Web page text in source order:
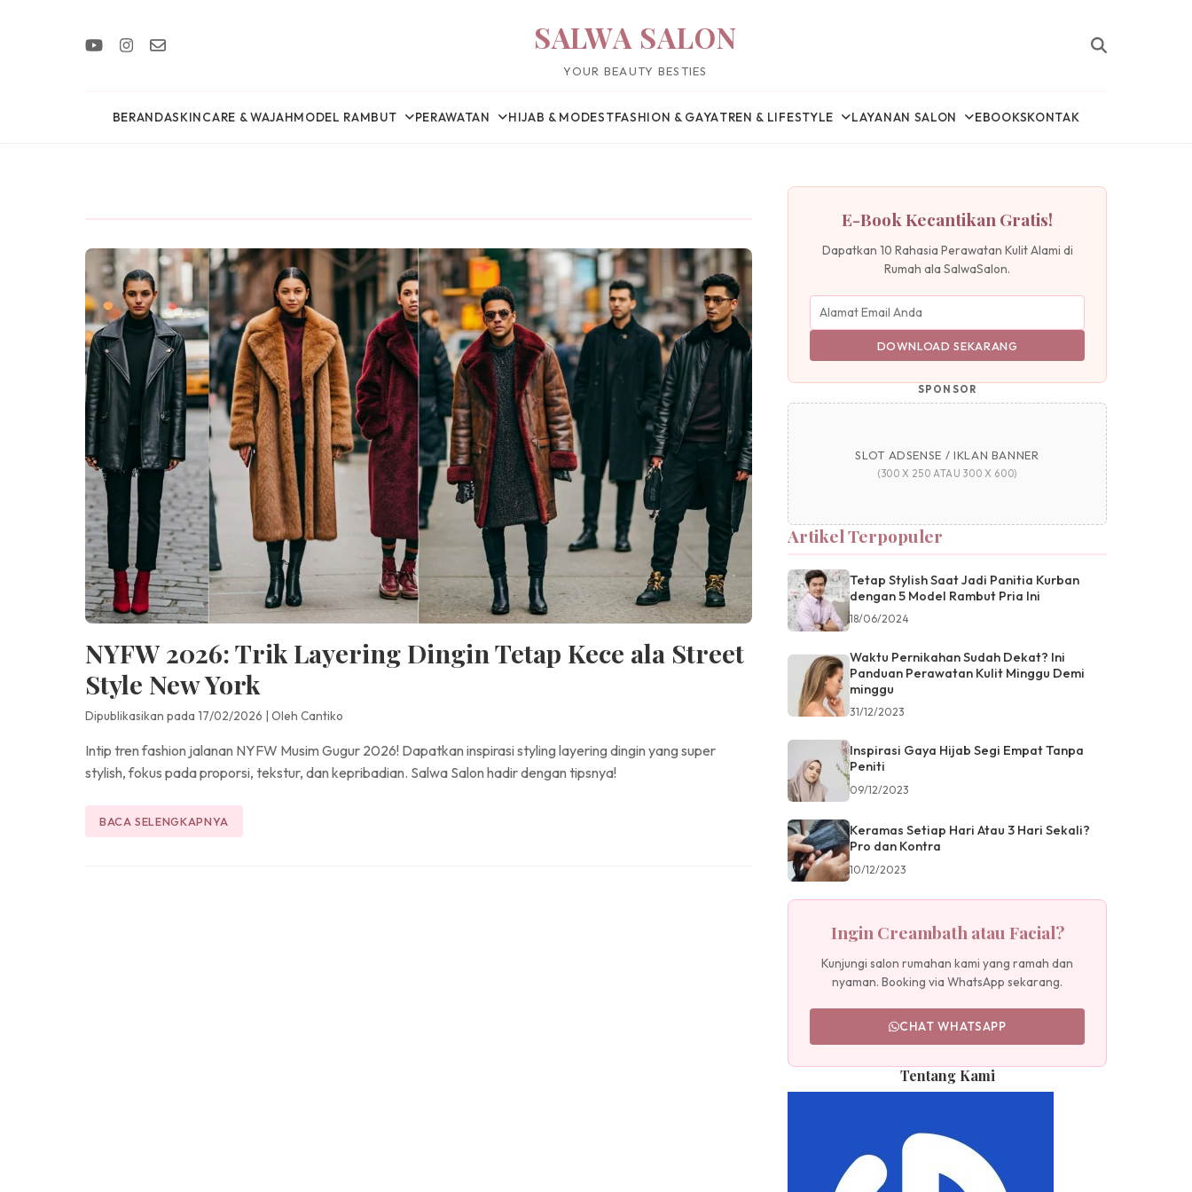
SALWA SALON
YOUR BEAUTY BESTIES
BERANDASKINCARE & WAJAHMODEL RAMBUT PERAWATAN HIJAB & MODESTFASHION & GAYATREN & LIFESTYLE LAYANAN SALON EBOOKSKONTAK
NYFW 2026: Trik Layering Dingin Tetap Kece ala Street
Style New York
Dipublikasikan pada 17/02/2026 | Oleh Cantiko
Intip tren fashion jalanan NYFW Musim Gugur 2026! Dapatkan inspirasi styling layering dingin yang super
stylish, fokus pada proporsi, tekstur, dan kepribadian. Salwa Salon hadir dengan tipsnya!
BACA SELENGKAPNYA
E-Book Kecantikan Gratis!
Dapatkan 10 Rahasia Perawatan Kulit Alami di
Rumah ala SalwaSalon.
DOWNLOAD SEKARANG
SPONSOR
SLOT ADSENSE / IKLAN BANNER
(300 X 250 ATAU 300 X 600)
Artikel Terpopuler
Tetap Stylish Saat Jadi Panitia Kurban
dengan 5 Model Rambut Pria Ini
18/06/2024
Waktu Pernikahan Sudah Dekat? Ini
Panduan Perawatan Kulit Minggu Demi
minggu
31/12/2023
Inspirasi Gaya Hijab Segi Empat Tanpa
Peniti
09/12/2023
Keramas Setiap Hari Atau 3 Hari Sekali?
Pro dan Kontra
10/12/2023
Ingin Creambath atau Facial?
Kunjungi salon rumahan kami yang ramah dan
nyaman. Booking via WhatsApp sekarang.
CHAT WHATSAPP
Tentang Kami